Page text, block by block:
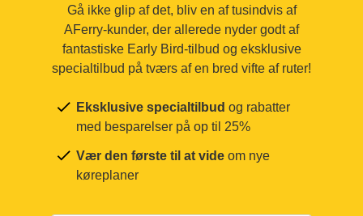
Gå ikke glip af det, bliv en af tusindvis af
AFerry-kunder, der allerede nyder godt af
fantastiske Early Bird-tilbud og eksklusive
specialtilbud på tværs af en bred vifte af ruter!
Eksklusive specialtilbud og rabatter
med besparelser på op til 25%
Vær den første til at vide om nye
køreplaner